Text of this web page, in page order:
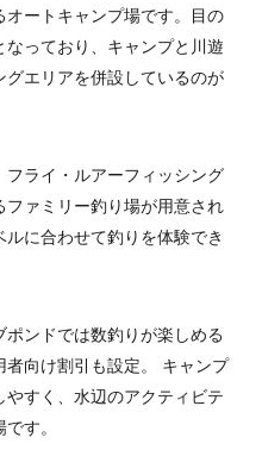
ートキャンプ場です。目の
っており、キャンプと川遊
エリアを併設しているのが
ライ・ルアーフィッシング
ァミリー釣り場が用意され
に合わせて釣りを体験でき
ポンドでは数釣りが楽しめる
向け割引も設定。 キャンプ
すく、水辺のアクティビテ
す。